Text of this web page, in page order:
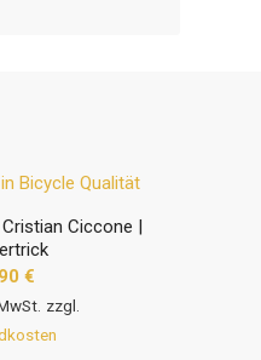
Ciccone |
€
zzgl.